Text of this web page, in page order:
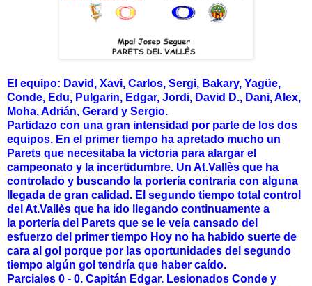
El equipo: David, Xavi, Carlos, Sergi, Bakary, Yagüe,
Conde, Edu, Pulgarin, Edgar, Jordi, David D., Dani, Alex,
Moha, Adrián, Gerard y Sergio.
Partidazo con una gran intensidad por parte de los dos
equipos. En el primer tiempo ha apretado mucho un
Parets que necesitaba la victoria para alargar el
campeonato y la incertidumbre. Un At.Vallès que ha
controlado y buscando la portería contraria con alguna
llegada de gran calidad. El segundo tiempo total control
del At.Vallès que ha ido llegando continuamente a
la portería del Parets que se le veía cansado del
esfuerzo del primer tiempo Hoy no ha habido suerte de
cara al gol porque por las oportunidades del segundo
tiempo algún gol tendría que haber caído.
Parciales 0 - 0. Capitán Edgar. Lesionados Conde y